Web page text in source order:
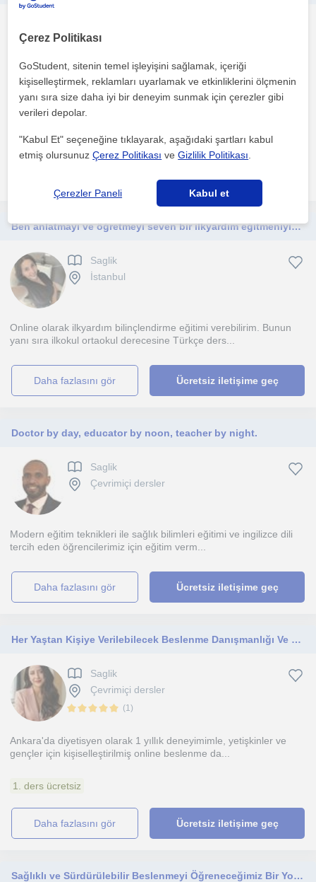
Antalya Sehri, Kaleici, ...
Eğitim alanında uzun yıllardan beri ders konusunda uzmanım her
alanda olduğu gibi kendi alanımda da kendimi bu konu...
1. ders ücretsiz
Ben anlatmayı ve öğretmeyi seven bir ilkyardım eğitmeniyim. 2.5 yıldır bu sektörde çalışmakta ve öğrenci yetiştirmekteyim.
Saglik
İstanbul
Online olarak ilkyardım bilinçlendirme eğitimi verebilirim. Bunun
yanı sıra ilkokul ortaokul derecesine Türkçe ders...
daha fazlasını gör Ücretsiz iletişime geç
Doctor by day, educator by noon, teacher by night.
Saglik
Çevrimiçi dersler
Modern eğitim teknikleri ile sağlık bilimleri eğitimi ve ingilizce dili
tercih eden öğrencilerimiz için eğitim verm...
daha fazlasını gör Ücretsiz iletişime geç
Her Yaştan Kişiye Verilebilecek Beslenme Danışmanlığı Ve Sporcu Beslenmesi
Saglik
Çevrimiçi dersler
(1)
Ankara'da diyetisyen olarak 1 yıllık deneyimimle, yetişkinler ve
gençler için kişiselleştirilmiş online beslenme da...
1. ders ücretsiz
daha fazlasını gör Ücretsiz iletişime geç
Sağlıklı ve Sürdürülebilir Beslenmeyi Öğreneceğimiz Bir Yolculuğa Çıkmak İster Misin?
Çerez Politikası
GoStudent, sitenin temel işleyişini sağlamak, içeriği
kişiselleştirmek, reklamları uyarlamak ve etkinliklerini ölçmenin
yanı sıra size daha iyi bir deneyim sunmak için çerezler gibi
verileri depolar.
"Kabul Et" seçeneğine tıklayarak, aşağıdaki şartları kabul
etmiş olursunuzÇerez Politikası veGizlilik Politikası
Çerezler Paneli Kabul et